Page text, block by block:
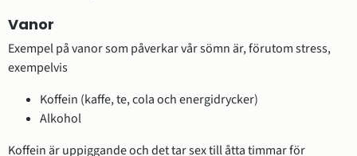
Vanor
Exempel på vanor som påverkar vår sömn är, förutom stress,
exempelvis
Koffein (kaffe, te, cola och energidrycker)
Alkohol
Koffein är uppiggande och det tar sex till åtta timmar för